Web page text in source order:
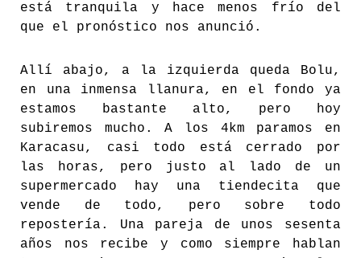
está tranquila y hace menos frío del
que el pronóstico nos anunció.
Allí abajo, a la izquierda queda Bolu,
en una inmensa llanura, en el fondo ya
estamos bastante alto, pero hoy
subiremos mucho. A los 4km paramos en
Karacasu, casi todo está cerrado por
las horas, pero justo al lado de un
supermercado hay una tiendecita que
vende de todo, pero sobre todo
repostería. Una pareja de unos sesenta
años nos recibe y como siempre hablan